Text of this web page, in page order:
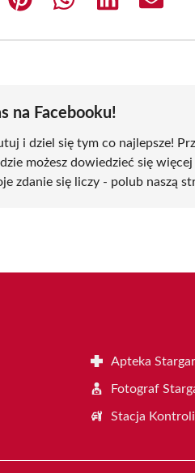
Share
Share
Share
Share
na Facebooku!
i dziel się tym co najlepsze!
możesz dowiedzieć się
zdanie się liczy - polub naszą
Apteka
Fotograf
Stacja